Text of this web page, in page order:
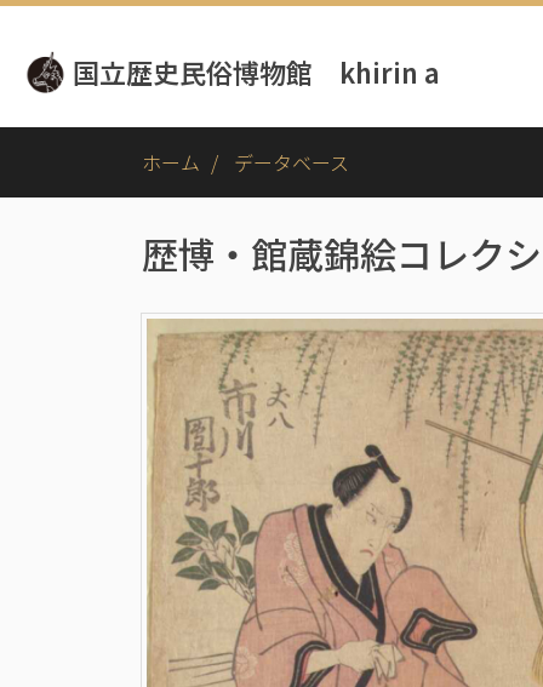
ン
ツ
国立歴史民俗博物館 khirin a
ホーム データベース
歴博・館蔵錦絵コレク